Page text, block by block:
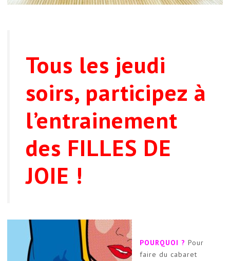
Tous les jeudi
soirs, participez à
l’entrainement
des FILLES DE
JOIE !
POURQUOI ? Pour
faire du cabaret